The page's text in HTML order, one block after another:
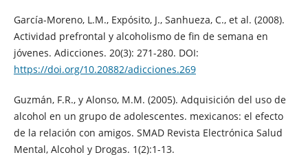
García-Moreno, L.M., Expósito, J., Sanhueza, C., et al. (2008).
Actividad prefrontal y alcoholismo de fin de semana en
jóvenes. Adicciones. 20(3): 271-280. DOI:
https://doi.org/10.20882/adicciones.269
Guzmán, F.R., y Alonso, M.M. (2005). Adquisición del uso de
alcohol en un grupo de adolescentes. mexicanos: el efecto
de la relación con amigos. SMAD Revista Electrónica Salud
Mental, Alcohol y Drogas. 1(2):1-13.